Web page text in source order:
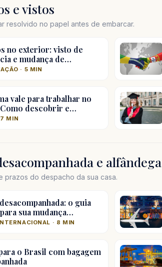
e vistos
resolvido no papel antes de embarcar.
no exterior: visto de
e mudança de…
· 5 MIN
vale para trabalhar no
descobrir e…
7 MIN
e alfândega
prazos do despacho da sua casa.
o guia
sua mudança…
· 8 MIN
o Brasil com bagagem